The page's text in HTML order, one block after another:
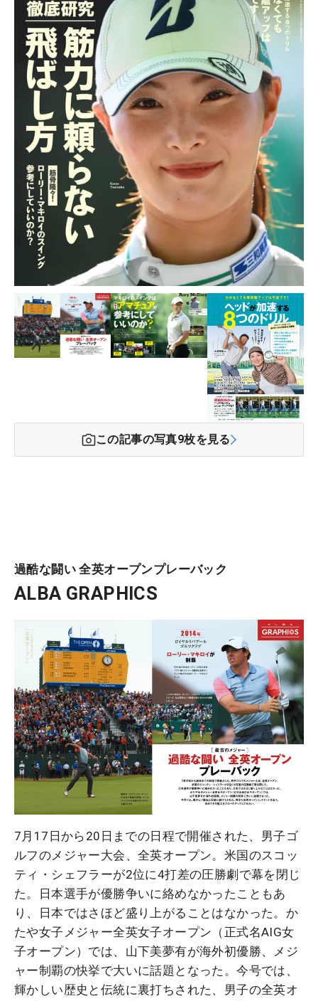
この記事の写真9枚を見る
過酷な闘い 全英オープンプレーバック
ALBA GRAPHICS
7月17日から20日までの日程で開催された、男子ゴ
ルフのメジャー大会、全英オープン。米国のスコッ
ティ・シェフラーが2位に4打差の圧勝劇で幕を閉じ
た。日本選手が優勝争いに絡めなかったこともあ
り、日本ではさほど盛り上がることはなかった。か
たや女子メジャー全英女子オープン（正式名AIG女
子オープン）では、山下美夢有が海外初優勝、メジ
ャー制覇の快挙で大いに話題となった。今号では、
輝かしい歴史と伝統に裏打ちされた、男子の全英オ